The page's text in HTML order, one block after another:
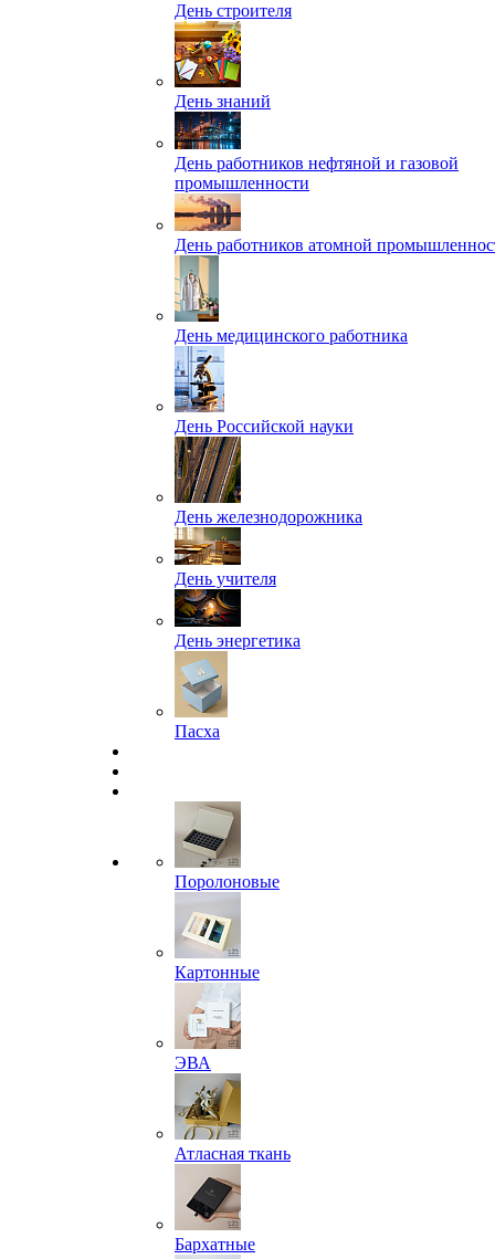
День строителя
День знаний
День работников нефтяной и газовой
промышленности
День работников атомной
День медицинского работника
День Российской науки
День железнодорожника
День учителя
День энергетика
Пасха
Поролоновые
Картонные
ЭВА
Атласная ткань
Бархатные